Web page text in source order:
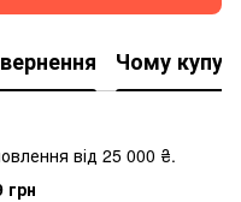
Чому
від 25 000 ₴.
грн